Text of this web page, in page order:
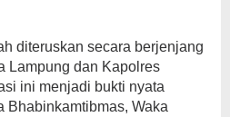
diteruskan secara berjenjang
Lampung dan Kapolres
ini menjadi bukti nyata
Bhabinkamtibmas, Waka